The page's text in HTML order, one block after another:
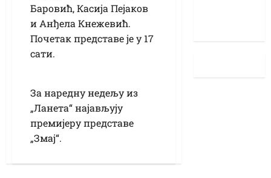
Баровић, Касија Пејаков
и Анђела Кнежевић.
Почетак представе је у 17
сати.
За наредну недељу из
„Ланета“ најављују
премијеру представе
„Змај“.